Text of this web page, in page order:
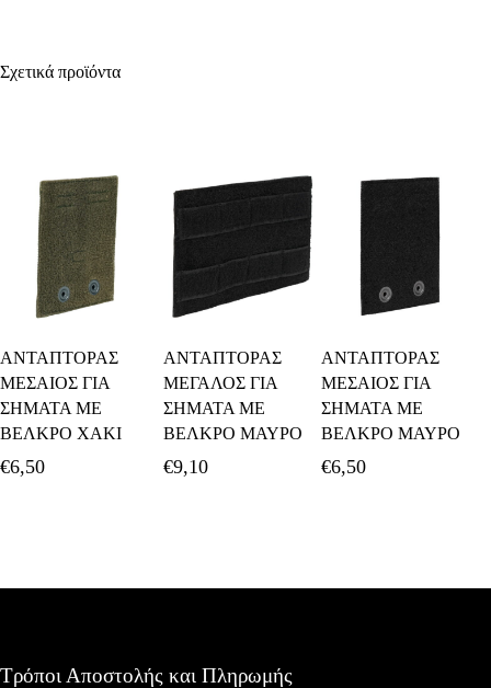
Σχετικά προϊόντα
Καλάθι
ΑΝΤΑΠΤΟΡΑΣ
ΜΕΣΑΙΟΣ ΓΙΑ
ΣΗΜΑΤΑ ΜΕ
ΒΕΛΚΡΟ ΧΑΚΙ
€6,50
Καλάθι
ΑΝΤΑΠΤΟΡΑΣ
ΜΕΓΑΛΟΣ ΓΙΑ
ΣΗΜΑΤΑ ΜΕ
ΒΕΛΚΡΟ ΜΑΥΡΟ
€9,10
Περισσότερα
ΑΝΤΑΠΤΟΡΑΣ
ΜΕΣΑΙΟΣ ΓΙΑ
ΣΗΜΑΤΑ ΜΕ
ΒΕΛΚΡΟ ΜΑΥΡΟ
€6,50
Τρόποι Αποστολής και Πληρωμής